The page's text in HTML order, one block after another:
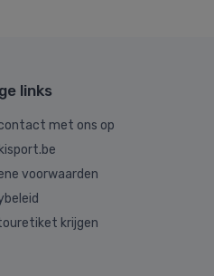
links
met ons op
voorwaarden
krijgen